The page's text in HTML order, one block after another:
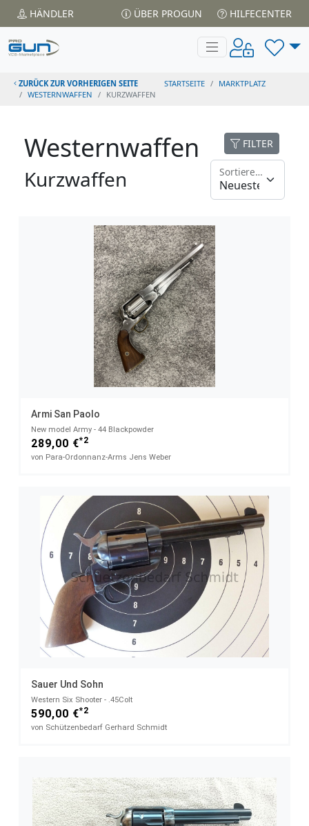
HÄNDLER ÜBER PROGUN HILFECENTER
ZURÜCK ZUR VORHERIGEN SEITE STARTSEITE
MARKTPLATZ
WESTERNWAFFEN
KURZWAFFEN
Westernwaffen
Kurzwaffen
FILTER
Sortieren nach
Armi San Paolo
New model Army - 44 Blackpowder
289,00 €*2
von Para-Ordonnanz-Arms Jens Weber
Sauer Und Sohn
Western Six Shooter - .45Colt
590,00 €*2
von Schützenbedarf Gerhard Schmidt